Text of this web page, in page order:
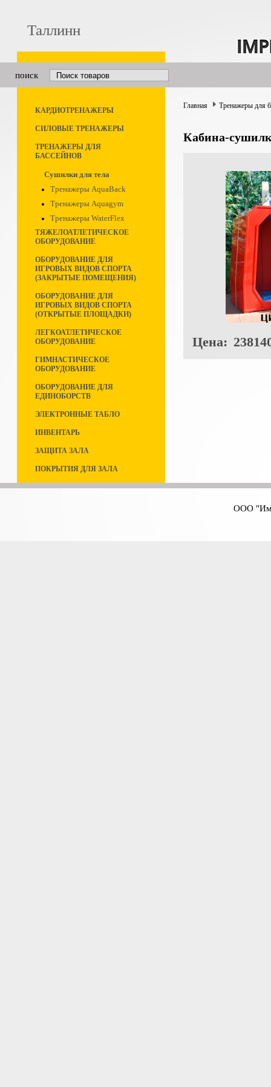
Таллинн
поиск
КАРДИОТРЕНАЖЕРЫ
СИЛОВЫЕ ТРЕНАЖЕРЫ
ТРЕНАЖЕРЫ ДЛЯ
БАССЕЙНОВ
Сушилки для тела
Тренажеры AquaBack
Тренажеры Aquagym
Тренажеры WaterFlex
ТЯЖЕЛОАТЛЕТИЧЕСКОЕ
ОБОРУДОВАНИЕ
ОБОРУДОВАНИЕ ДЛЯ
ИГРОВЫХ ВИДОВ СПОРТА
(ЗАКРЫТЫЕ ПОМЕЩЕНИЯ)
ОБОРУДОВАНИЕ ДЛЯ
ИГРОВЫХ ВИДОВ СПОРТА
(ОТКРЫТЫЕ ПЛОЩАДКИ)
ЛЕГКОАТЛЕТИЧЕСКОЕ
ОБОРУДОВАНИЕ
ГИМНАСТИЧЕСКОЕ
ОБОРУДОВАНИЕ
ОБОРУДОВАНИЕ ДЛЯ
ЕДИНОБОРСТВ
ЭЛЕКТРОННЫЕ ТАБЛО
ИНВЕНТАРЬ
ЗАЩИТА ЗАЛА
ПОКРЫТИЯ ДЛЯ ЗАЛА
Главная Тренажеры для
Кабина-
Цена:
ООО